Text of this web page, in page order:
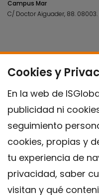
Cookies y
En la web de
publicidad ni
seguimiento
cookies, propias y
tu experiencia de
privacidad, saber
visitan y qué
Campus Mar
C/ Doctor Aiguader, 88. 08003.